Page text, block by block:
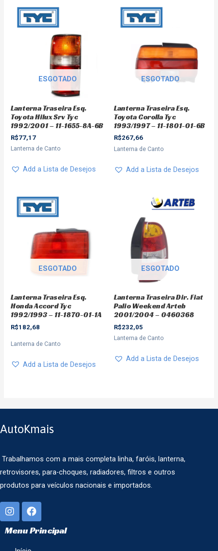
ESGOTADO
Lanterna Traseira Esq.
Toyota Hilux Srv Tyc
1992/2001 – 11-1655-8A-6B
R$77,17
Lanterna de Canto
Add a Lista de Desejos
ESGOTADO
Lanterna Traseira Esq.
Toyota Corolla Tyc
1993/1997 – 11-1801-01-6B
R$267,66
Lanterna de Canto
Add a Lista de Desejos
ESGOTADO
Lanterna Traseira Esq.
Honda Accord Tyc
1992/1993 – 11-1870-01-1A
R$182,68
Lanterna de Canto
Add a Lista de Desejos
ESGOTADO
Lanterna Traseira Dir. Fiat
Palio Weekend Arteb
2001/2004 – 0460368
R$232,05
Lanterna de Canto
Add a Lista de Desejos
AutoKmais
Trabalhamos com a mais completa linha, faróis, lanterna,
retrovisores, para-choques, radiadores, filtros e outros
produtos para veículos nacionais e importados.
Menu Principal